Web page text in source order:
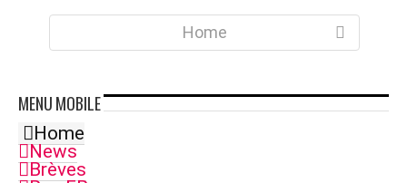
Home
MENUMOBILE
Home
News
Brèves